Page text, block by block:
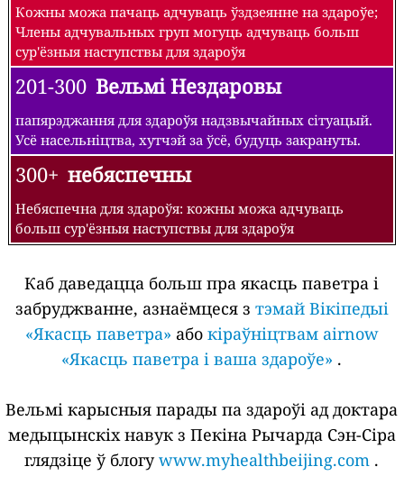
Кожны можа пачаць адчуваць ўздзеянне на здароўе;
Члены адчувальных груп могуць адчуваць больш
сур'ёзныя наступствы для здароўя
201-300 Вельмі Нездаровы
папярэджання для здароўя надзвычайных сітуацый.
Усё насельніцтва, хутчэй за ўсё, будуць закрануты.
300+ небяспечны
Небяспечна для здароўя: кожны можа адчуваць
больш сур'ёзныя наступствы для здароўя
Каб даведацца больш пра якасць паветра і
забруджванне, азнаёмцеся з тэмай Вікіпедыі
«Якасць паветра» або кіраўніцтвам airnow
«Якасць паветра і ваша здароўе» .
Вельмі карысныя парады па здароўі ад доктара
медыцынскіх навук з Пекіна Рычарда Сэн-Сіра
глядзіце ў блогуwww.myhealthbeijing.com .